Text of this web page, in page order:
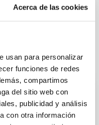
Acerca de las cookies
usan para personalizar
funciones de redes
compartimos
del sitio web con
publicidad y análisis
con otra información
Especialidad